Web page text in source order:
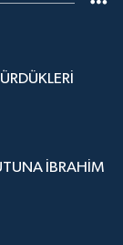
İBRAHİM